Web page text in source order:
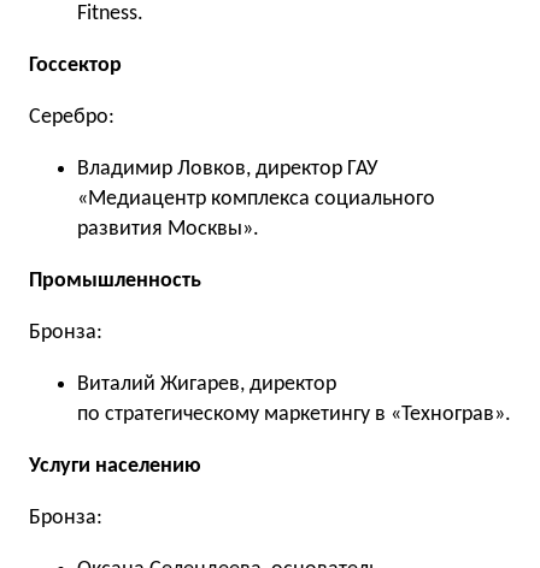
Fitness.
Госсектор
Серебро:
Владимир Ловков, директор ГАУ
«Медиацентр комплекса социального
развития Москвы».
Промышленность
Бронза:
Виталий Жигарев, директор
по стратегическому маркетингу в «Технограв».
Услуги населению
Бронза: